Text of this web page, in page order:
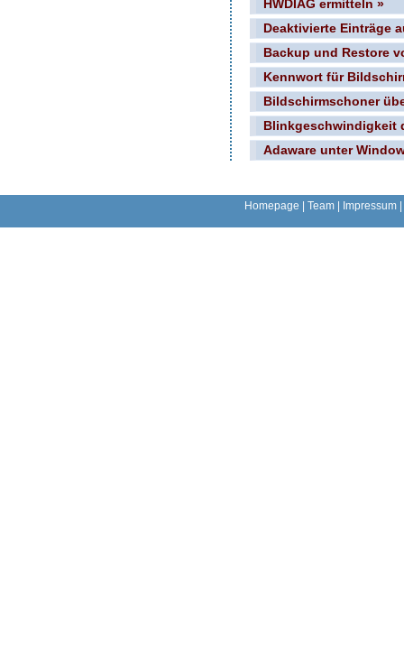
HWDIAG ermitteln »
Deaktivierte Einträge
Backup und Restore
Kennwort für
Bildschirmschoner
Blinkgeschwindigkeit
Adaware unter
Homepage Team| Impressum|